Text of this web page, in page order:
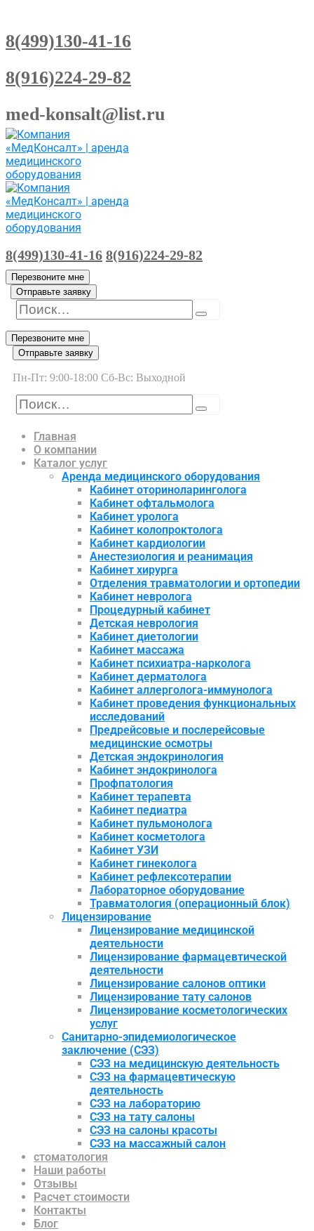
8(499)130-41-16
8(916)224-29-82
med-konsalt@list.ru
8(499)130-41-16 8(916)224-29-82
Перезвоните мне
Отправьте заявку
Перезвоните мне
Отправьте заявку
Пн-Пт: 9:00-18:00 Сб-Вс: Выходной
Главная
О компании
Каталог услуг
Аренда медицинского оборудования
Кабинет оториноларинголога
Кабинет офтальмолога
Кабинет уролога
Кабинет колопроктолога
Кабинет кардиологии
Анестезиология и реанимация
Кабинет хирурга
Отделения травматологии и ортопедии
Кабинет невролога
Процедурный кабинет
Детская неврология
Кабинет диетологии
Кабинет массажа
Кабинет психиатра-нарколога
Кабинет дерматолога
Кабинет аллерголога-иммунолога
Кабинет проведения функциональных
исследований
Предрейсовые и послерейсовые
медицинские осмотры
Детская эндокринология
Кабинет эндокринолога
Профпатология
Кабинет терапевта
Кабинет педиатра
Кабинет пульмонолога
Кабинет косметолога
Кабинет УЗИ
Кабинет гинеколога
Кабинет рефлексотерапии
Лабораторное оборудование
Травматология (операционный блок)
Лицензирование
Лицензирование медицинской
деятельности
Лицензирование фармацевтической
деятельности
Лицензирование салонов оптики
Лицензирование тату салонов
Лицензирование косметологических
услуг
Санитарно-эпидемиологическое
заключение (СЭЗ)
СЭЗ на медицинскую деятельность
СЭЗ на фармацевтическую
деятельность
СЭЗ на лабораторию
СЭЗ на тату салоны
СЭЗ на салоны красоты
СЭЗ на массажный салон
стоматология
Наши работы
Отзывы
Расчет стоимости
Контакты
Блог